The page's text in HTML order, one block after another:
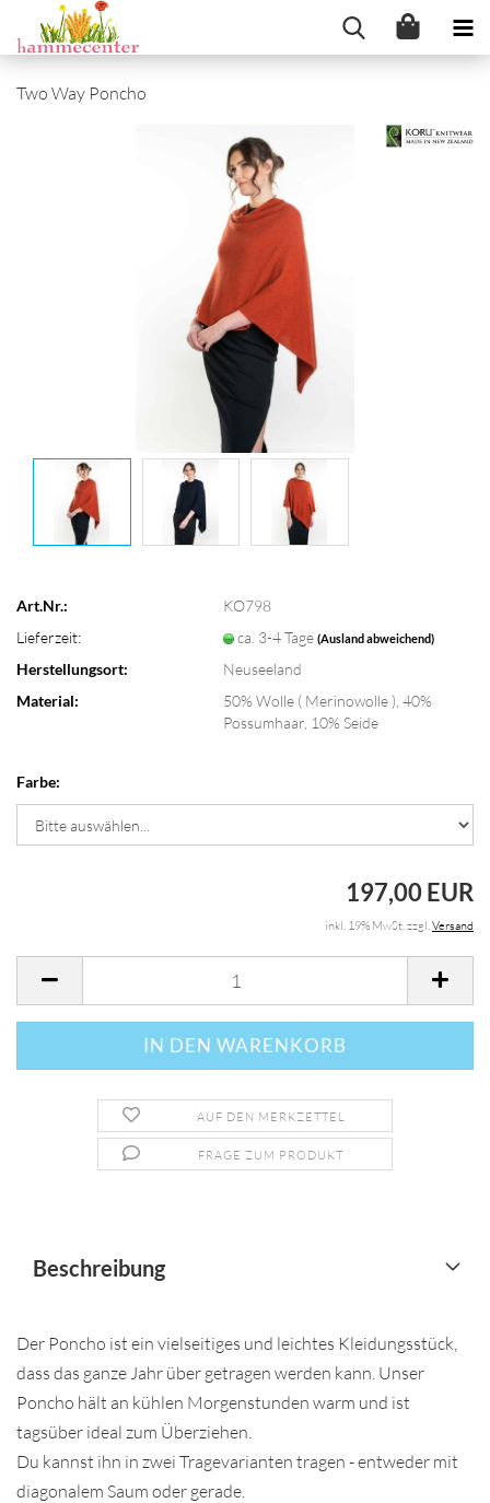
Two Way Poncho
Art.Nr.:
KO798
Lieferzeit:
ca. 3-4 Tage(Ausland abweichend)
Herstellungsort:
Neuseeland
Material:
50% Wolle ( Merinowolle ), 40%
Possumhaar, 10% Seide
Farbe:
197,00 EUR
inkl. 19% MwSt. zzgl.Versand
AUF DEN MERKZETTEL
FRAGE ZUM PRODUKT
Beschreibung
Der Poncho ist ein vielseitiges und leichtes Kleidungsstück,
dass das ganze Jahr über getragen werden kann. Unser
Poncho hält an kühlen Morgenstunden warm und ist
tagsüber ideal zum Überziehen.
Du kannst ihn in zwei Tragevarianten tragen - entweder mit
diagonalem Saum oder gerade.